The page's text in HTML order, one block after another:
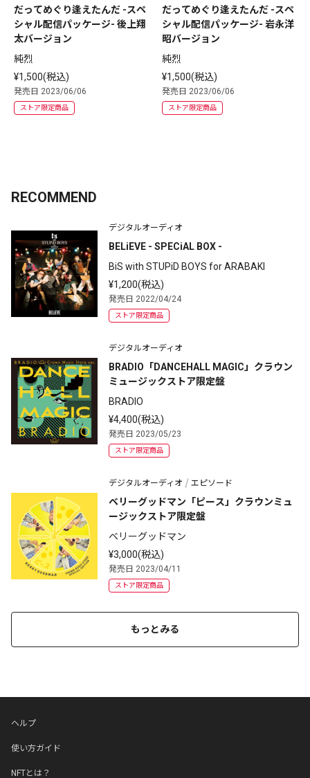
だってめぐり逢えたんだ -スペ
シャル配信パッケージ- 後上翔
太バージョン
純烈
¥1,500(税込)
発売日 2023/06/06
ストア限定商品
だってめぐり逢えたんだ -スペ
シャル配信パッケージ- 岩永洋
昭バージョン
純烈
¥1,500(税込)
発売日 2023/06/06
ストア限定商品
RECOMMEND
デジタルオーディオ
BELiEVE - SPECiAL BOX -
BiS with STUPiD BOYS for ARABAKI
¥1,200(税込)
発売日 2022/04/24
ストア限定商品
デジタルオーディオ
BRADIO「DANCEHALL MAGIC」クラウン
ミュージックストア限定盤
BRADIO
¥4,400(税込)
発売日 2023/05/23
ストア限定商品
デジタルオーディオ エピソード
ベリーグッドマン「ピース」クラウンミュ
ージックストア限定盤
ベリーグッドマン
¥3,000(税込)
発売日 2023/04/11
ストア限定商品
もっとみる
ヘルプ
使い方ガイド
NFTとは？